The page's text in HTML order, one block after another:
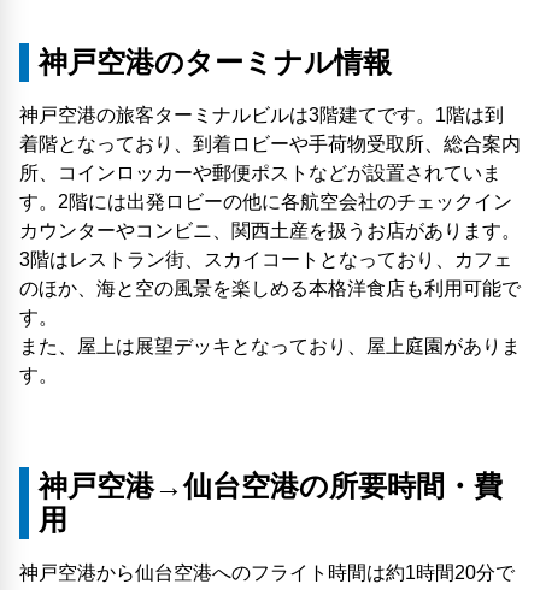
神戸空港のターミナル情報
神戸空港の旅客ターミナルビルは3階建てです。1階は到
着階となっており、到着ロビーや手荷物受取所、総合案内
所、コインロッカーや郵便ポストなどが設置されていま
す。2階には出発ロビーの他に各航空会社のチェックイン
カウンターやコンビニ、関西土産を扱うお店があります。
3階はレストラン街、スカイコートとなっており、カフェ
のほか、海と空の風景を楽しめる本格洋食店も利用可能で
す。
また、屋上は展望デッキとなっており、屋上庭園がありま
す。
神戸空港→仙台空港の所要時間・費
用
神戸空港から仙台空港へのフライト時間は約1時間20分で